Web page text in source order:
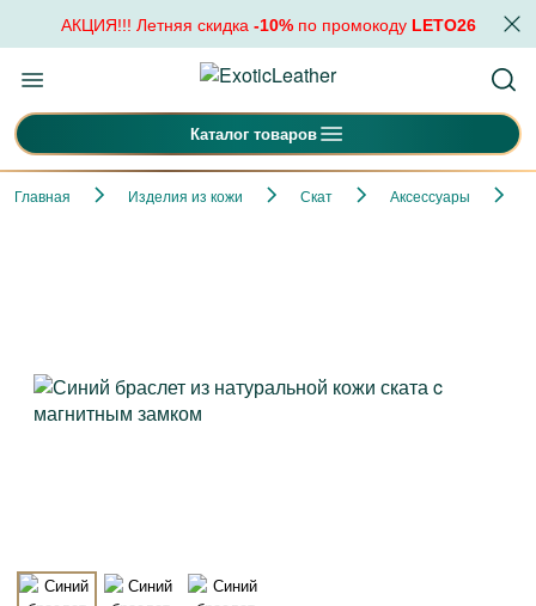
АКЦИЯ!!! Летняя скидка -10%по промокоду LETO26
Каталог товаров
Главная Изделия из кожи Скат Аксессуары